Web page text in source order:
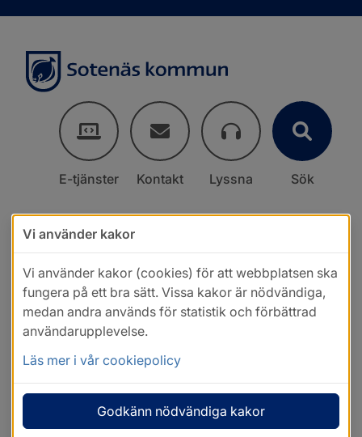
E-tjänster Kontakt Lyssna Sök
Vi använder kakor
Vi använder kakor (cookies) för att webbplatsen ska
fungera på ett bra sätt. Vissa kakor är nödvändiga,
medan andra används för statistik och förbättrad
användarupplevelse.
Läs mer i vår cookiepolicy
Godkänn nödvändiga kakor